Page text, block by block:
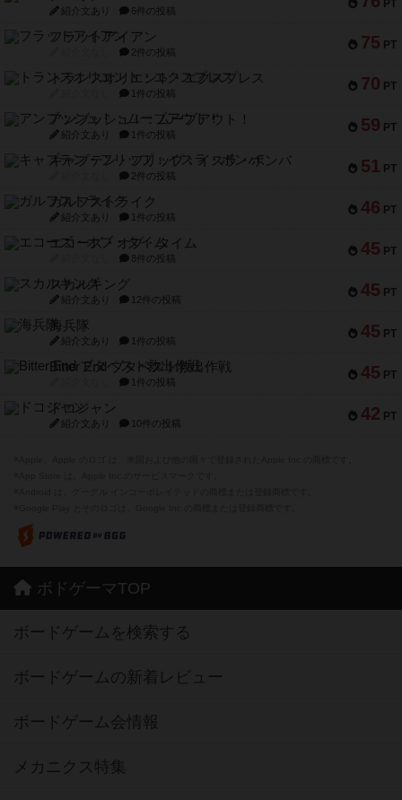
PT
紹介文あり 6件の投稿
75 PT
フラットアイアン
2件の投稿
70 PT
トランスオリエント・エクスプレス
1件の投稿
59 PT
アンブッシュ！：ムーブアウト！
紹介文あり 1件の投稿
51 PT
キャプテン・フリップ：イスラ・ボンバ
2件の投稿
46 PT
ガルフストライク
紹介文あり 1件の投稿
45 PT
エコーズ・オブ・タイム
8件の投稿
45 PT
スカルキング
紹介文あり 12件の投稿
45 PT
海兵隊
紹介文あり 1件の投稿
45 PT
Bitter End ブタペスト救出作戦
1件の投稿
42 PT
ドコジャン
紹介文あり 10件の投稿
ボドゲーマTOP
ボードゲームを検索する
ボードゲームの新着レビュー
ボードゲーム会情報
メカニクス特集